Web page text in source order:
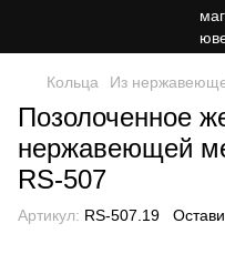
Кольца Из
Позолоченное
нержавеющей
RS-507
Артикул: RS-507.19